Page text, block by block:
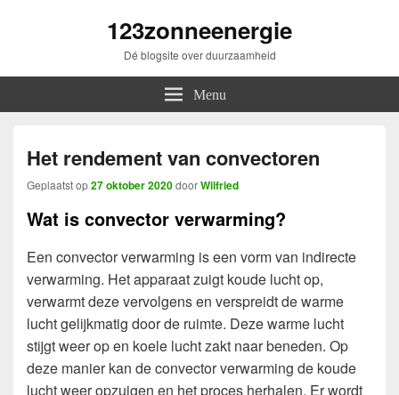
123zonneenergie
Dé blogsite over duurzaamheid
Menu
Het rendement van convectoren
Geplaatst op27 oktober 2020doorWilfried
Wat is convector verwarming?
Een convector verwarming is een vorm van indirecte
verwarming. Het apparaat zuigt koude lucht op,
verwarmt deze vervolgens en verspreidt de warme
lucht gelijkmatig door de ruimte. Deze warme lucht
stijgt weer op en koele lucht zakt naar beneden. Op
deze manier kan de convector verwarming de koude
lucht weer opzuigen en het proces herhalen. Er wordt